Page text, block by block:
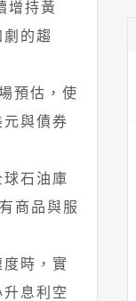
增持黃
的趨
預估，使
與債券
石油庫
商品與服
時，實
息利空